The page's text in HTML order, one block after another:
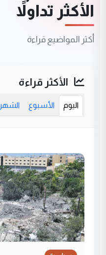
الأكثر تداولاً
أكثر المواضيع قراءة
الأكثر قراءة
اليوم الأسبوع الشهر